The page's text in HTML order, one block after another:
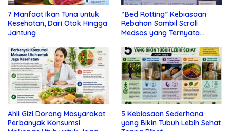
7 Manfaat Ikan Tuna untuk
Kesehatan, Dari Otak Hingga
Jantung
“Bed Rotting” Kebiasaan
Rebahan Sambil Scroll
Medsos yang Ternyata
Ahli Gizi Dorong Masyarakat
Perbanyak Konsumsi
5 Kebiasaan Sederhana
yang Bikin Tubuh Lebih Sehat